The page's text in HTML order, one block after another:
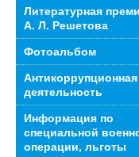
Литературная
А. Л. Решетова
Фотоальбом
Антикоррупционная
деятельность
Информация по
специальной
операции, льготы